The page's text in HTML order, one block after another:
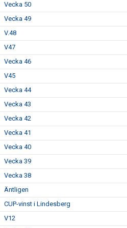
Vecka 50
Vecka 49
V.48
V47
Vecka 46
V45
Vecka 44
Vecka 43
Vecka 42
Vecka 41
Vecka 40
Vecka 39
Vecka 38
Äntligen
CUP-vinst i Lindesberg
V12